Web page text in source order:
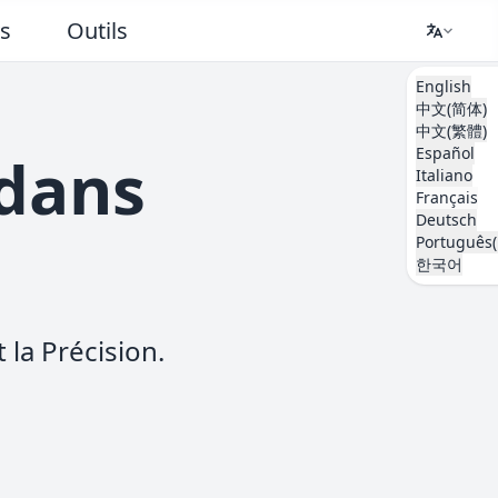
Outils
English
中文(简体)
中文(繁體)
Español
Italiano
Français
Deutsch
한국어
la Précision.